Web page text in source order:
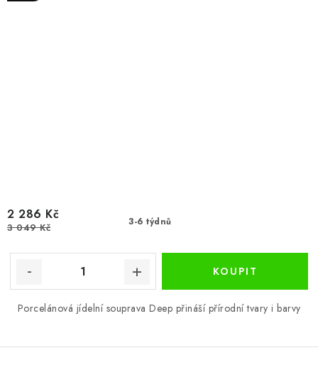
3-6 týdnů
2 286 Kč
3 049 Kč
Porcelánová jídelní souprava Deep přináší přírodní tvary i barvy